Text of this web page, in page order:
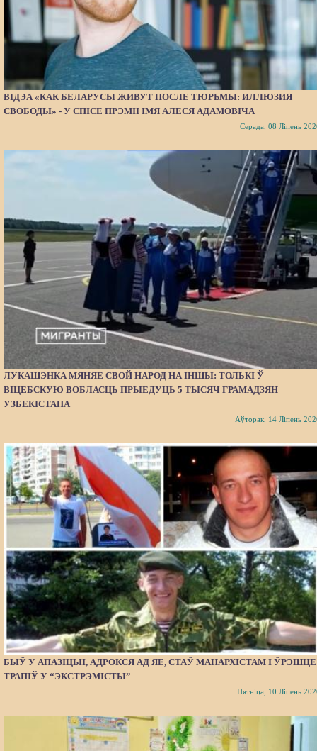
ВІДЭА «КАК БЕЛАРУСЫ ЖИВУТ ПОСЛЕ ТЮРЬМЫ: ИЛЛЮЗИЯ
СВОБОДЫ» - У СПІСЕ ПРЭМІІ ІМЯ АЛЕСЯ АДАМОВІЧА
Серада, 08 Ліпень
ЛУКАШЭНКА МЯНЯЕ СВОЙ НАРОД НА ІНШЫ: ТОЛЬКІ Ў
ВІЦЕБСКУЮ ВОБЛАСЦЬ ПРЫЕДУЦЬ 5 ТЫСЯЧ ГРАМАДЗЯН
УЗБЕКІСТАНА
Аўторак, 14 Ліпень
БЫЎ У АПАЗІЦЫІ, АДРОКСЯ АД ЯЕ, СТАЎ МАНАРХІСТАМ І ЎРЭШЦЕ
ТРАПІЎ У “ЭКСТРЭМІСТЫ”
Пятніца, 10 Ліпень